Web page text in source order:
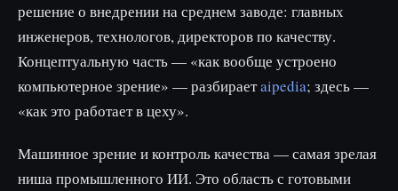
решение о внедрении на среднем заводе: главных
инженеров, технологов, директоров по качеству.
Концептуальную часть — «как вообще устроено
компьютерное зрение» — разбираетaipedia; здесь —
«как это работает в цеху».
Машинное зрение и контроль качества — самая зрелая
ниша промышленного ИИ. Это область с готовыми